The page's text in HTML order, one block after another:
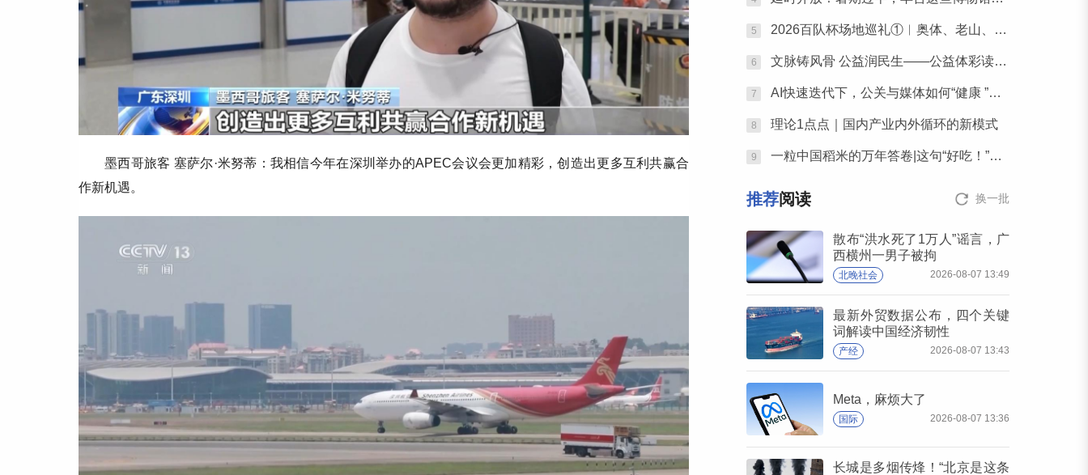
墨西哥旅客 塞萨尔·米努蒂：我相信今年在深圳举办的APEC会议会更加精彩，创造出更多互利共赢合
作新机遇。
5 2026百队杯场地巡礼①︱奥体、老山、郑常庄赛区静候百队杯开幕
6 文脉铸风骨 公益润民生——公益体彩读书会《唐诗宋词中的功夫梦》圆满落幕
7 AI快速迭代下，公关与媒体如何“健康 ”行之张北草原主题活动圆满落幕
8 理论1点点｜国内产业内外循环的新模式
9 一粒中国稻米的万年答卷|这句“好吃！”，可真不简单
推荐阅读 换一批
散布“洪水死了1万人”谣言，广
西横州一男子被拘
北晚社会 2026-08-07 13:49
最新外贸数据公布，四个关键
词解读中国经济韧性
产经 2026-08-07 13:43
Meta，麻烦大了
国际 2026-08-07 13:36
长城是多烟传烽！“北京是这条